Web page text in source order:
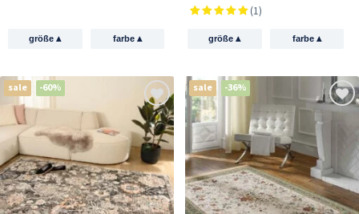
größe▴ farbe ▴
(1)
größe▴ farbe ▴
sale -60% sale -36%